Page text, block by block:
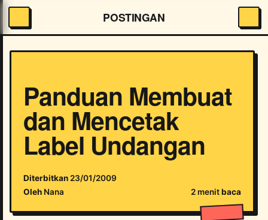
POSTINGAN
Panduan Membuat
dan Mencetak
Label Undangan
Diterbitkan 23/01/2009
Oleh Nana 2 menitbaca